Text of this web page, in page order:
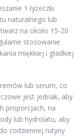
1 łyżeczki
naturalnego lub
na około 15-20
stosowanie
miękkiej i gładkiej
lub serum, co
jest jednak, aby
proporcjach, na
lub hydrolatu, aby
codziennej rutyny